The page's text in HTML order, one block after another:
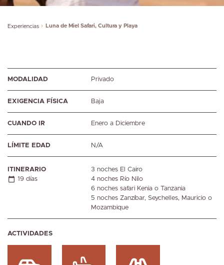
Experiencias Luna de Miel Safari, Cultura y Playa
MODALIDAD Privado
EXIGENCIA FÍSICA Baja
CUANDO IR Enero a Diciembre
LÍMITE EDAD N/A
ITINERARIO
19 días
3 noches El Cairo
4 noches Río Nilo
6 noches safari Kenia o Tanzania
5 noches Zanzíbar, Seychelles, Mauricio o
Mozambique
ACTIVIDADES